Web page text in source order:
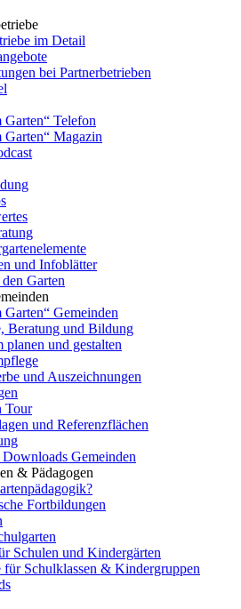
im Detail
bei Partnerbetrieben
Garten“ Telefon
Garten“ Magazin
und Infoblätter
Garten
Garten“ Gemeinden
Beratung und Bildung
planen und gestalten
und Auszeichnungen
Tour
und Referenzflächen
Gemeinden
& Pädagogen
Fortbildungen
Schulen und Kindergärten
für Schulklassen & Kindergruppen